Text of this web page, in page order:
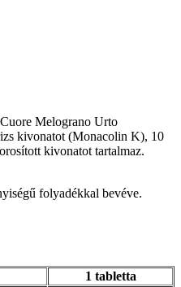
Melograno Urto
kivonatot (Monacolin K), 10
kivonatot tartalmaz.
folyadékkal bevéve.
1 tabletta